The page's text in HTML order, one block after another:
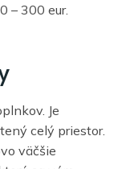
– 300 eur.
Je
celý priestor.
väčšie